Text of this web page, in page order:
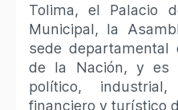
Tolima, el Palacio
Municipal, la
sede departamental
de la Nación, y es
político,
financiero y turístico